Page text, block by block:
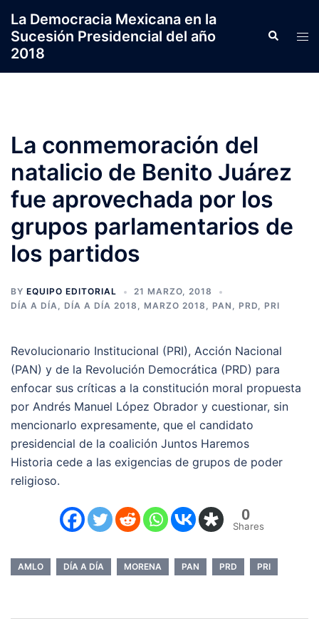
contenido
La Democracia Mexicana en la
Sucesión Presidencial del año
2018
Search
La conmemoración del
natalicio de Benito Juárez
fue aprovechada por los
grupos parlamentarios de
los partidos
BY EQUIPO EDITORIAL
21 MARZO, 2018
DÍA A DÍA, DÍA A DÍA 2018 , MARZO 2018 , PAN , PRD, PRI
Revolucionario Institucional (PRI), Acción Nacional
(PAN) y de la Revolución Democrática (PRD) para
enfocar sus críticas a la constitución moral propuesta
por Andrés Manuel López Obrador y cuestionar, sin
mencionarlo expresamente, que el candidato
presidencial de la coalición Juntos Haremos
Historia cede a las exigencias de grupos de poder
religioso.
0
Shares
AMLO DÍA A DÍA MORENA PAN PRD PRI